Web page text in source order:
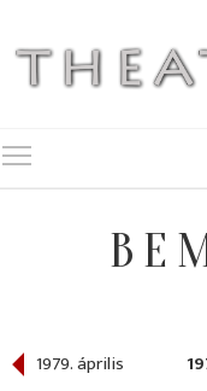
1979. április